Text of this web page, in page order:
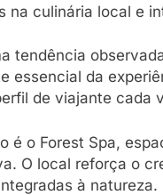
na culinária local e
tendência
essencial da
de viajante cada
é o Forest Spa,
O local reforça o
à natureza.